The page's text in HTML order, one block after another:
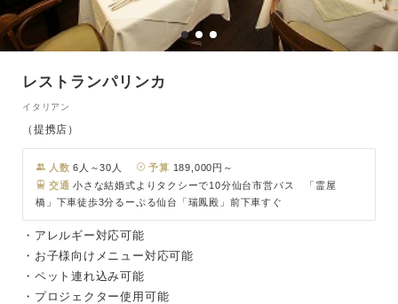
レストランパリンカ
イタリアン
（提携店）
人数 6人～30人 予算 189,000円～
交通 小さな結婚式よりタクシーで10分仙台市営バス 「霊屋
橋」下車徒歩3分るーぷる仙台「瑞鳳殿」前下車すぐ
・アレルギー対応可能
・お子様向けメニュー対応可能
・ペット連れ込み可能
・プロジェクター使用可能